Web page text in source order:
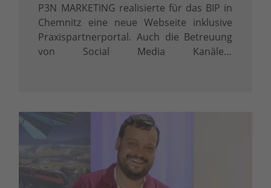
P3N MARKETING realisierte für das BIP in
Chemnitz eine neue Webseite inklusive
Praxispartnerportal. Auch die Betreuung
von Social Media Kanälen,